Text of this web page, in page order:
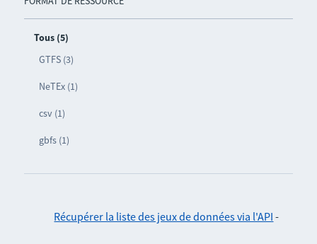
Tous (5)
GTFS (3)
NeTEx (1)
csv (1)
gbfs (1)
Récupérer la liste des jeux de données via l'API -